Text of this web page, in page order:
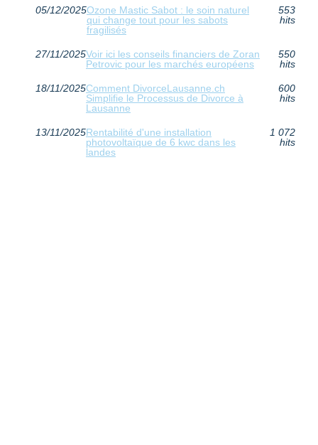
05/12/2025Ozone Mastic Sabot : le soin naturel
qui change tout pour les sabots
fragilisés
553
hits
27/11/2025Voir ici les conseils financiers de Zoran
Petrovic pour les marchés européens
550
hits
18/11/2025Comment DivorceLausanne.ch
Simplifie le Processus de Divorce à
Lausanne
600
hits
13/11/2025Rentabilité d'une installation
photovoltaïque de 6 kwc dans les
landes
1 072
hits